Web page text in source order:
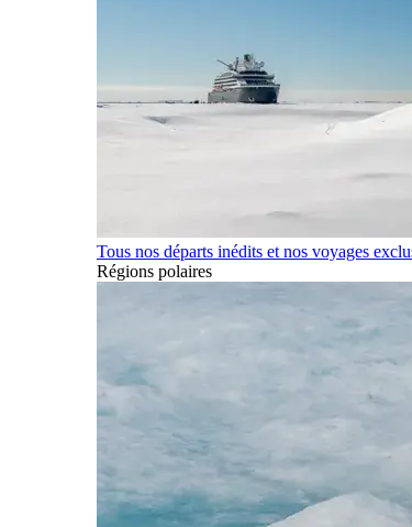
Tous nos départs inédits et nos voyages
Régions polaires